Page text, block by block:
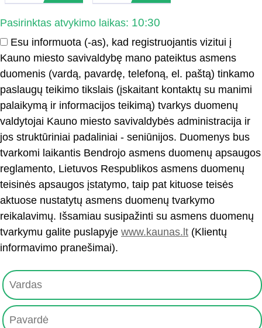
Pasirinktas atvykimo laikas: 10:30
Esu informuota (-as), kad registruojantis vizitui į
Kauno miesto savivaldybę mano pateiktus asmens
duomenis (vardą, pavardę, telefoną, el. paštą) tinkamo
paslaugų teikimo tikslais (įskaitant kontaktų su manimi
palaikymą ir informacijos teikimą) tvarkys duomenų
valdytojai Kauno miesto savivaldybės administracija ir
jos struktūriniai padaliniai - seniūnijos. Duomenys bus
tvarkomi laikantis Bendrojo asmens duomenų apsaugos
reglamento, Lietuvos Respublikos asmens duomenų
teisinės apsaugos įstatymo, taip pat kituose teisės
aktuose nustatytų asmens duomenų tvarkymo
reikalavimų. Išsamiau susipažinti su asmens duomenų
tvarkymu galite puslapyje www.kaunas.lt (Klientų
informavimo pranešimai).